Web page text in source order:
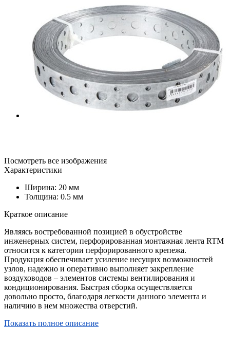
Посмотреть все изображения
Характеристики
Ширина: 20 мм
Толщина: 0.5 мм
Краткое описание
Являясь востребованной позицией в обустройстве
инженерных систем, перфорированная монтажная лента RTM
относится к категории перфорированного крепежа.
Продукция обеспечивает усиление несущих возможностей
узлов, надежно и оперативно выполняет закрепление
воздуховодов – элементов системы вентилирования и
кондиционирования. Быстрая сборка осуществляется
довольно просто, благодаря легкости данного элемента и
наличию в нем множества отверстий.
Показать полное описание